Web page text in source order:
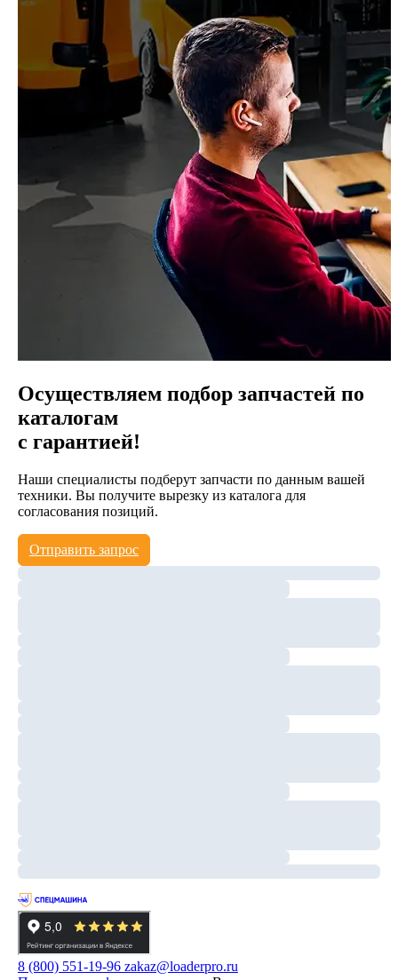
Осуществляем подбор запчастей по
каталогам
с гарантией!
Наши специалисты подберут запчасти по данным вашей
техники. Вы получите вырезку из каталога для
согласования позиций.
Отправить запрос
8 (800) 551-19-96 zakaz@loaderpro.ru